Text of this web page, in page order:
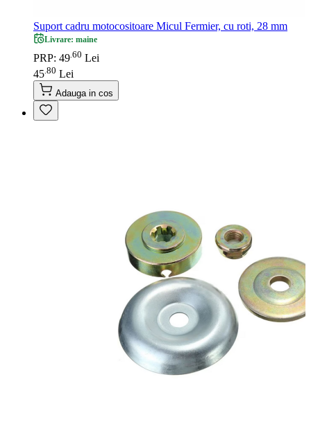
Suport cadru motocositoare Micul Fermier, cu roti, 28 mm
Livrare: maine
PRP: 49 60 Lei
45 80 Lei
Adauga in cos